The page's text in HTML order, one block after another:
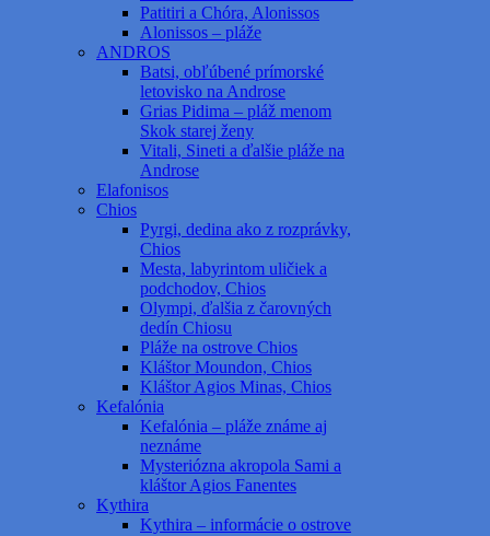
Patitiri a Chóra, Alonissos
Alonissos – pláže
ANDROS
Batsi, obľúbené prímorské
letovisko na Androse
Grias Pidima – pláž menom
Skok starej ženy
Vitali, Sineti a ďalšie pláže na
Androse
Elafonisos
Chios
Pyrgi, dedina ako z rozprávky,
Chios
Mesta, labyrintom uličiek a
podchodov, Chios
Olympi, ďalšia z čarovných
dedín Chiosu
Pláže na ostrove Chios
Kláštor Moundon, Chios
Kláštor Agios Minas, Chios
Kefalónia
Kefalónia – pláže známe aj
neznáme
Mysteriózna akropola Sami a
kláštor Agios Fanentes
Kythira
Kythira – informácie o ostrove